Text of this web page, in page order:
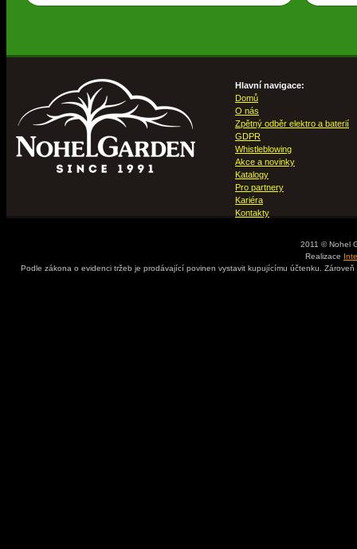
Hlavní navigace:
Domů
O nás
Zpětný odběr elektro a baterií
GDPR
Whistleblowing
Akce a novinky
Katalogy
Pro partnery
Kariéra
Kontakty
2011 © Nohel
Realizace
Podle zákona o evidenci tržeb je prodávající povinen vystavit kupujícímu účtenku.